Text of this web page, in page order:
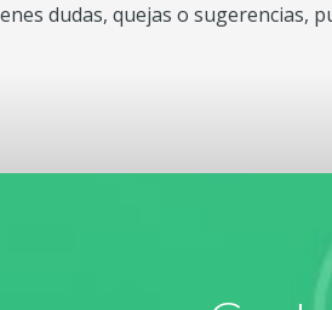
dudas, quejas o sugerencias,